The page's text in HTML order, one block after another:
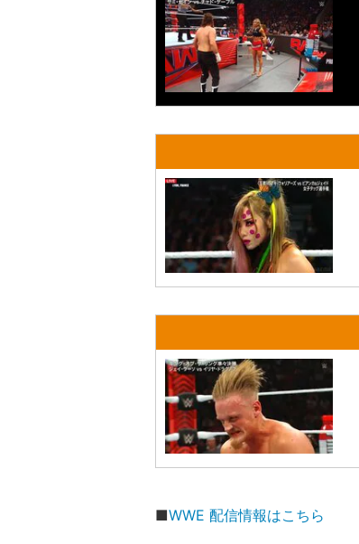
■WWE 配信情報はこちら